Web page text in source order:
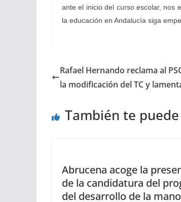
ante el inicio del curso escolar, nos
la educación en Andalucía siga
Rafael Hernando reclama al
la modificación del TC y
También te
Abrucena acoge la
de la candidatura del
del desarrollo de la